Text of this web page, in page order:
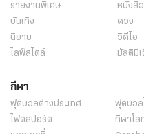
รายงานพิเศษ หนังสื
บันเทิง
ดวง
นิยาย
วิดีโอ
ไลฟ์สไตล์
มัลติมี
กีฬา
ฟุตบอลต่่างประเทศ ฟุตบอล
ไฟต์สปอร์ต
กีฬาโล